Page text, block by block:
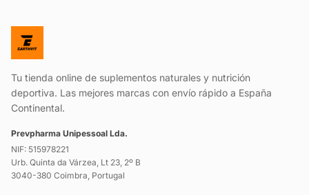
Tu tienda online de suplementos naturales y nutrición
deportiva. Las mejores marcas con envío rápido a España
Continental.
Prevpharma Unipessoal Lda.
NIF: 515978221
Urb. Quinta da Várzea, Lt 23, 2º B
3040-380 Coimbra, Portugal